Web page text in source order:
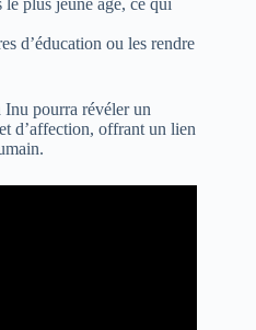
plus jeune âge, ce qui
d’éducation ou les rendre
Inu pourra révéler un
d’affection, offrant un lien